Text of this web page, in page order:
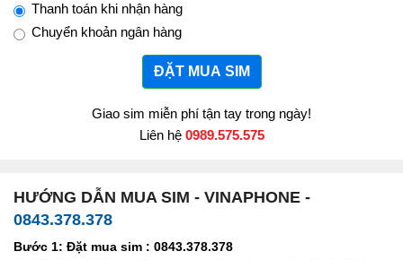
Thanh toán khi nhận hàng
Chuyển khoản ngân hàng
ĐẶT MUA SIM
Giao sim miễn phí tận tay trong ngày!
Liên hệ 0989.575.575
HƯỚNG DẪN MUA SIM - VINAPHONE -
0843.378.378
Bước 1: Đặt mua sim : 0843.378.378